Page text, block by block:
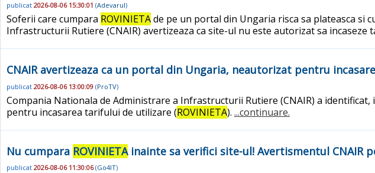
publicat 2026-08-06 15:30:01 (Adevarul)
Soferii care cumpara ROVINIETAde pe un portal din Ungaria risca sa plateasca si
Infrastructurii Rutiere (CNAIR) avertizeaza ca site-ul nu este autorizat sa incaseze
CNAIR avertizeaza ca un portal din Ungaria, neautorizat pentru
publicat 2026-08-06 13:00:09 (ProTV)
Compania Nationala de Administrare a Infrastructurii Rutiere (CNAIR) a
pentru incasarea tarifului de utilizare (ROVINIETA). ...continuare.
Nu cumpara ROVINIETAinainte sa verifici site-ul! Avertismentul CNAIR
publicat 2026-08-06 11:30:06(Go4IT)